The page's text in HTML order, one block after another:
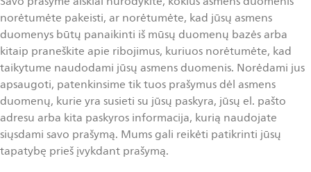
norėtumėte pakeisti, ar norėtumėte, kad jūsų asmens
duomenys būtų panaikinti iš mūsų duomenų bazės arba
kitaip praneškite apie ribojimus, kuriuos norėtumėte, kad
taikytume naudodami jūsų asmens duomenis. Norėdami jus
apsaugoti, patenkinsime tik tuos prašymus dėl asmens
duomenų, kurie yra susieti su jūsų paskyra, jūsų el. pašto
adresu arba kita paskyros informacija, kurią naudojate
siųsdami savo prašymą. Mums gali reikėti patikrinti jūsų
tapatybę prieš įvykdant prašymą.